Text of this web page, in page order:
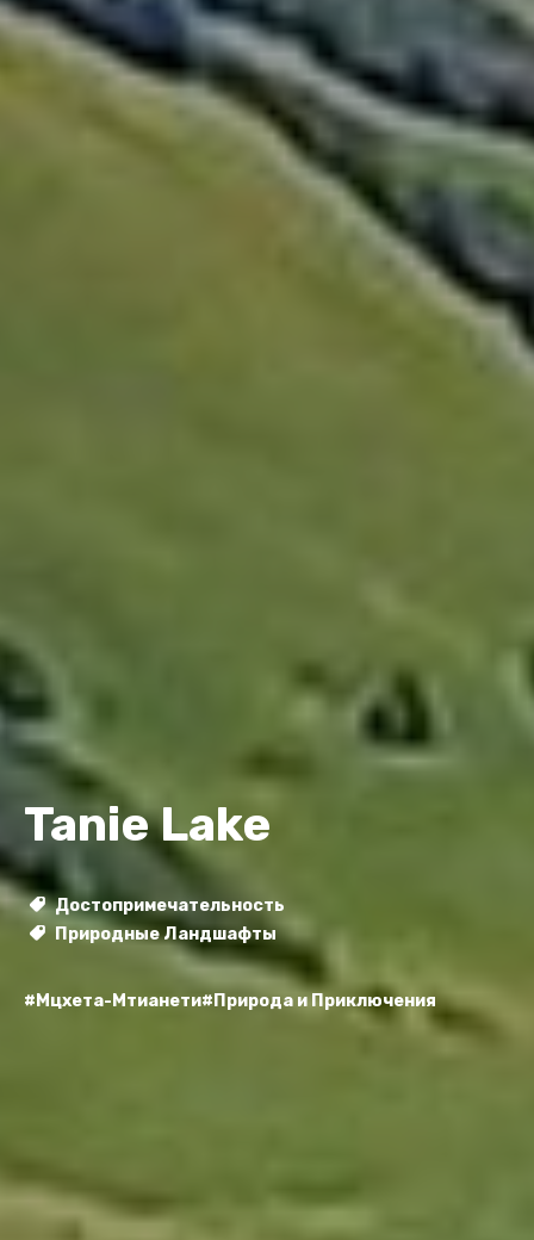
Tanie Lake
Достопримечательность
Природные Ландшафты
#Мцхета-Мтианети#Природа и Приключения